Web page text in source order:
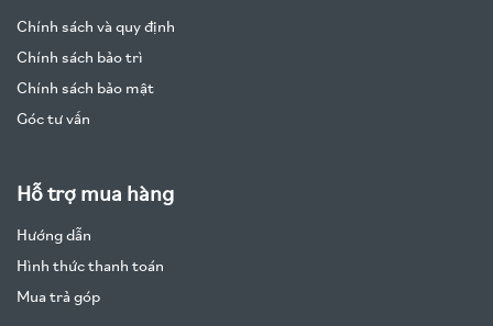
Chính sách và quy định
Chính sách bảo trì
Chính sách bảo mật
Góc tư vấn
Hỗ trợ mua hàng
Hướng dẫn
Hình thức thanh toán
Mua trả góp